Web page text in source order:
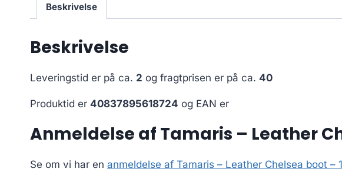
Beskrivelse
Beskrivelse
Leveringstid er på ca. 2 og fragtprisen er på ca. 40
Produktid er 40837895618724 og EAN er
Anmeldelse af Tamaris – Leather
Se om vi har en anmeldelse af Tamaris – Leather Chelsea boot –